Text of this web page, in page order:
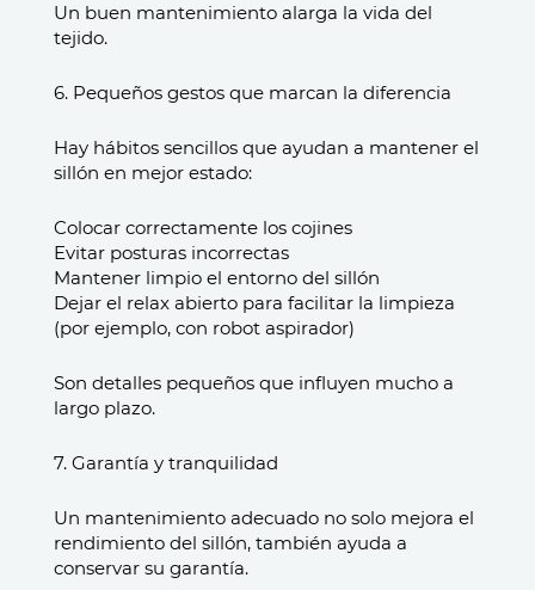
Un buen mantenimiento alarga la vida del
tejido.
6. Pequeños gestos que marcan la diferencia
Hay hábitos sencillos que ayudan a mantener el
sillón en mejor estado:
Colocar correctamente los cojines
Evitar posturas incorrectas
Mantener limpio el entorno del sillón
Dejar el relax abierto para facilitar la limpieza
(por ejemplo, con robot aspirador)
Son detalles pequeños que influyen mucho a
largo plazo.
7. Garantía y tranquilidad
Un mantenimiento adecuado no solo mejora el
rendimiento del sillón, también ayuda a
conservar su garantía.